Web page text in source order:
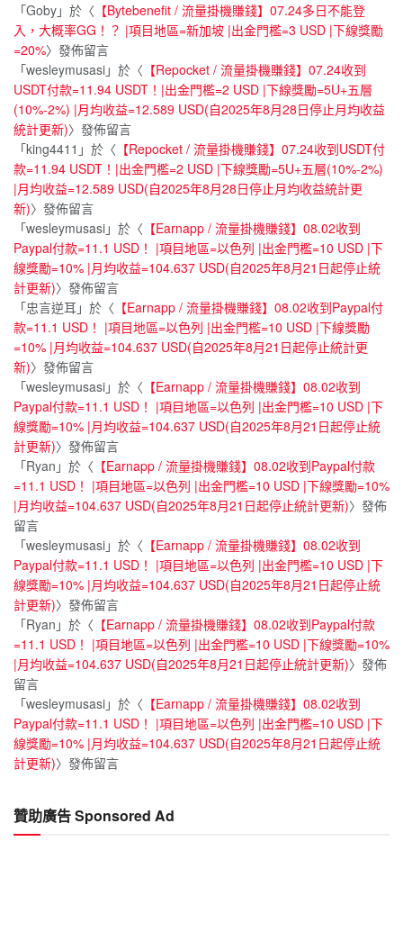
「Goby」於〈 【Bytebenefit / 流量掛機賺錢】07.24多日不能登
入，大概率GG！？ |項目地區=新加坡 |出金門檻=3 USD |下線獎勵
=20%〉發佈留言
「wesleymusasi」於〈 【Repocket / 流量掛機賺錢】07.24收到
USDT付款=11.94 USDT！|出金門檻=2 USD |下線獎勵=5U+五層
(10%-2%) |月均收益=12.589 USD(自2025年8月28日停止月均收益
統計更新)〉發佈留言
「king4411 」於〈 【Repocket / 流量掛機賺錢】07.24收到USDT付
款=11.94 USDT！|出金門檻=2 USD |下線獎勵=5U+五層(10%-2%)
|月均收益=12.589 USD(自2025年8月28日停止月均收益統計更
新)〉發佈留言
「wesleymusasi」於〈 【Earnapp / 流量掛機賺錢】08.02收到
Paypal付款=11.1 USD！ |項目地區=以色列 |出金門檻=10 USD |下
線獎勵=10% |月均收益=104.637 USD(自2025年8月21日起停止統
計更新)〉發佈留言
「忠言逆耳」於〈 【Earnapp / 流量掛機賺錢】08.02收到Paypal付
款=11.1 USD！ |項目地區=以色列 |出金門檻=10 USD |下線獎勵
=10% |月均收益=104.637 USD(自2025年8月21日起停止統計更
新)〉發佈留言
「wesleymusasi」於〈 【Earnapp / 流量掛機賺錢】08.02收到
Paypal付款=11.1 USD！ |項目地區=以色列 |出金門檻=10 USD |下
線獎勵=10% |月均收益=104.637 USD(自2025年8月21日起停止統
計更新)〉發佈留言
「Ryan 」於〈 【Earnapp / 流量掛機賺錢】08.02收到Paypal付款
=11.1 USD！ |項目地區=以色列 |出金門檻=10 USD |下線獎勵=10%
|月均收益=104.637 USD(自2025年8月21日起停止統計更新)〉發佈
留言
「wesleymusasi」於〈 【Earnapp / 流量掛機賺錢】08.02收到
Paypal付款=11.1 USD！ |項目地區=以色列 |出金門檻=10 USD |下
線獎勵=10% |月均收益=104.637 USD(自2025年8月21日起停止統
計更新)〉發佈留言
「Ryan 」於〈 【Earnapp / 流量掛機賺錢】08.02收到Paypal付款
=11.1 USD！ |項目地區=以色列 |出金門檻=10 USD |下線獎勵=10%
|月均收益=104.637 USD(自2025年8月21日起停止統計更新)〉發佈
留言
「wesleymusasi」於〈 【Earnapp / 流量掛機賺錢】08.02收到
Paypal付款=11.1 USD！ |項目地區=以色列 |出金門檻=10 USD |下
線獎勵=10% |月均收益=104.637 USD(自2025年8月21日起停止統
計更新)〉發佈留言
贊助廣告 Sponsored Ad